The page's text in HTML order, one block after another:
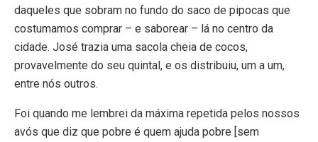
daqueles que sobram no fundo do saco de pipocas que
costumamos comprar – e saborear – lá no centro da
cidade. José trazia uma sacola cheia de cocos,
provavelmente do seu quintal, e os distribuiu, um a um,
entre nós outros.
Foi quando me lembrei da máxima repetida pelos nossos
avós que diz que pobre é quem ajuda pobre [sem